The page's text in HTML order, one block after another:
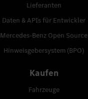
Lieferanten
Daten & APIs für Entwickler
Mercedes-Benz Open Source
Hinweisgebersystem (BPO)
Kaufen
Fahrzeuge